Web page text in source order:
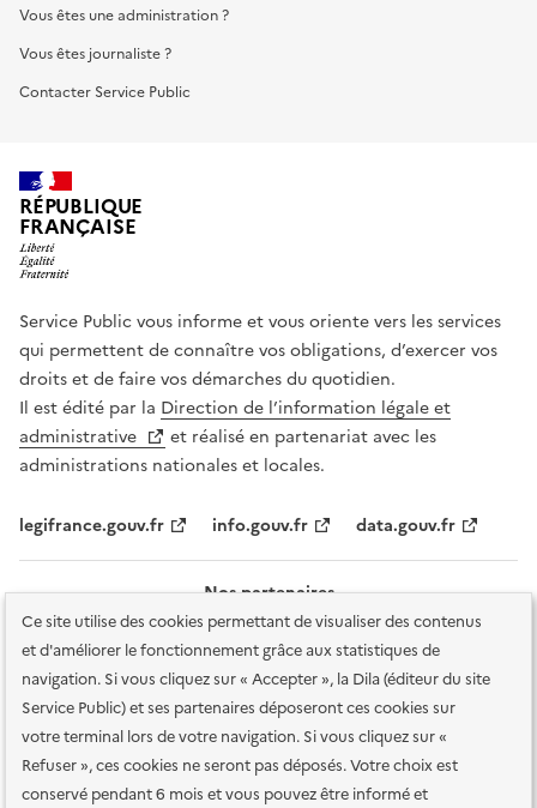
Ce site utilise des cookies permettant de visualiser des contenus
et d'améliorer le fonctionnement grâce aux statistiques de
navigation. Si vous cliquez sur « Accepter », la Dila (éditeur du site
Service Public) et ses partenaires déposeront ces cookies sur
votre terminal lors de votre navigation. Si vous cliquez sur «
Refuser », ces cookies ne seront pas déposés. Votre choix est
conservé pendant 6 mois et vous pouvez être informé et
Vous êtes une administration ?
Vous êtes journaliste ?
Contacter Service Public
RÉPUBLIQUE
FRANÇAISE
Service Public vous informe et vous oriente vers les services
qui permettent de connaître vos obligations, d’exercer vos
droits et de faire vos démarches du quotidien.
Il est édité par la Direction de l’information légale et
administrative
et réalisé en partenariat avec les
administrations nationales et locales.
legifrance.gouv.fr info.gouv.fr data.gouv.fr
Nos partenaires
Plan du site Accessibilité : totalement conforme
Accessibilité des
services en ligne Mentions légales Données personnelles et sécurité